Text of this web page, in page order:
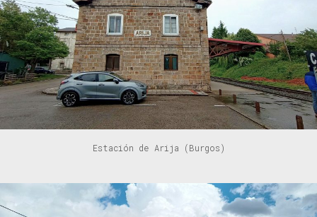
Estación de Arija (Burgos)